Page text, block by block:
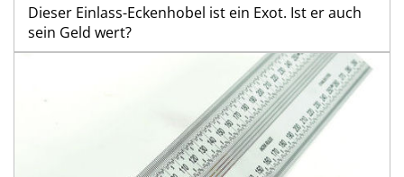
Dieser Einlass-Eckenhobel ist ein Exot. Ist er auch
sein Geld wert?